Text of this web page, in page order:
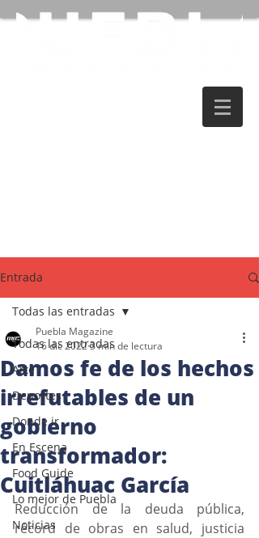
Entrada
Todas las entradas
Arte
Deportes
Donde ir
En Escena
Food Guide
Lo mejor de Puebla
Noticias
Todas las entradas
Damos fe de los hechos
irrefutables de un
gobierno
transformador:
Cuitláhuac García
Puebla Magazine
16 dic 20223 min de lectura
Reducción de la deuda pública,
récord de obras en salud, justicia